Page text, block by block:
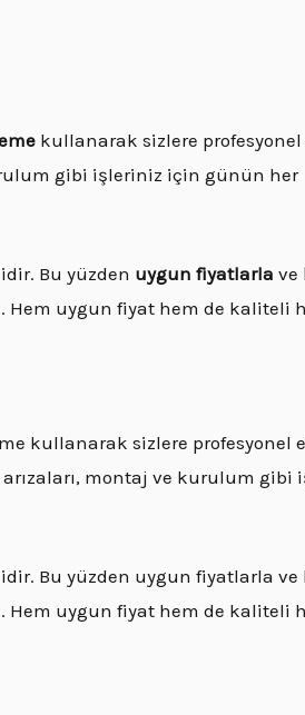
kullanarak sizlere
gibi işleriniz için günün her
Bu yüzden uygun fiyatlarla ve
Hem uygun fiyat hem de kaliteli
kullanarak sizlere
montaj ve kurulum
Bu yüzden uygun fiyatlarla ve
uygun fiyat hem de kaliteli